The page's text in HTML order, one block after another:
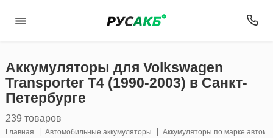
Аккумуляторы для Volkswagen
Transporter T4 (1990-2003) в Санкт-
Петербурге
239 товаров
Главная Автомобильные аккумуляторы Аккумуляторы по марке